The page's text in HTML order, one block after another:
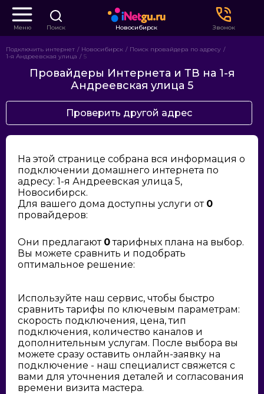
Меню Поиск Новосибирск Звонок
Подключить интернет Новосибирск
Поиск провайдера по адресу
1-я Андреевская улица
5
Провайдеры Интернета и ТВ на 1-я
Андреевская улица 5
Проверить другой адрес
На этой странице собрана вся информация о
подключении домашнего интернета по
адресу: 1-я Андреевская улица 5,
Новосибирск.
Для вашего дома доступны услуги от 0
провайдеров:
Они предлагают 0тарифных плана на выбор.
Вы можете сравнить и подобрать
оптимальное решение:
Используйте наш сервис, чтобы быстро
сравнить тарифы по ключевым параметрам:
скорость подключения, цена, тип
подключения, количество каналов и
дополнительным услугам. После выбора вы
можете сразу оставить онлайн-заявку на
подключение - наш специалист свяжется с
вами для уточнения деталей и согласования
времени визита мастера.